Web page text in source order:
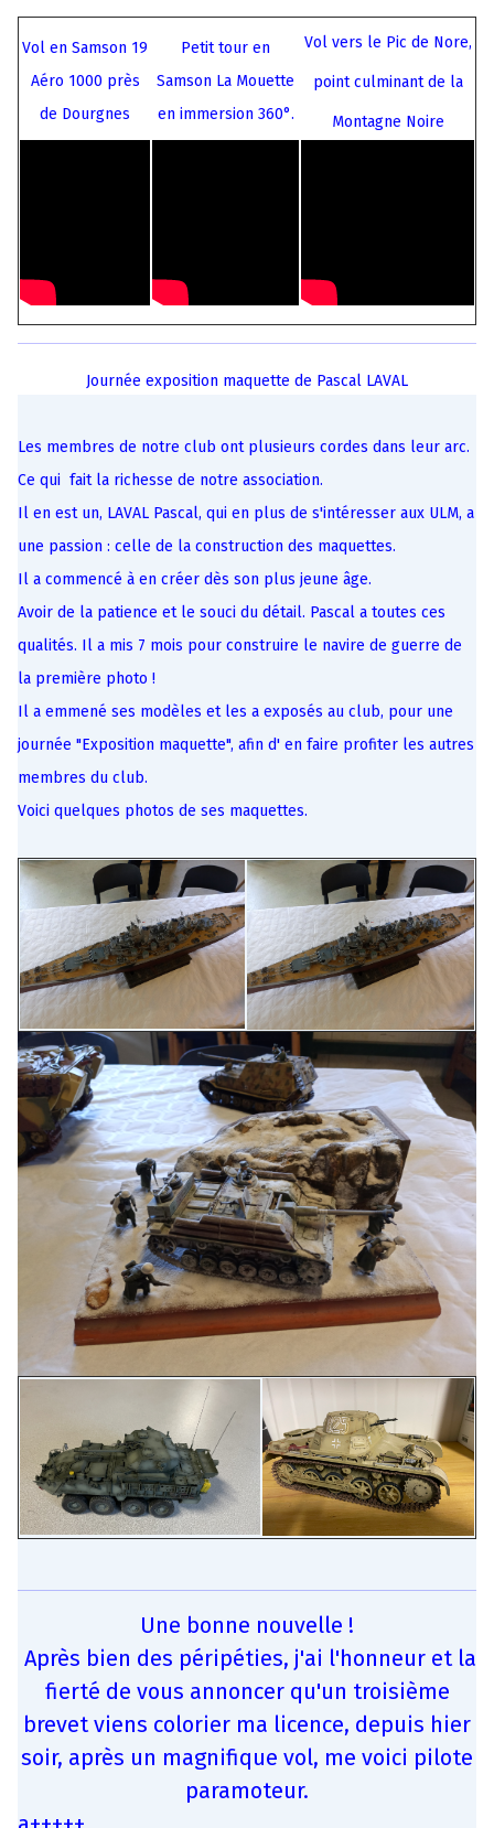
Vol en Samson 19
Aéro 1000 près
de Dourgnes
Petit tour en
Samson La Mouette
en immersion 360°.
Vol vers le Pic de Nore,
point culminant de la
Montagne Noire
Journée exposition maquette de Pascal LAVAL
Les membres de notre club ont plusieurs cordes dans leur arc.
Ce qui fait la richesse de notre association.
Il en est un, LAVAL Pascal, qui en plus de s'intéresser aux ULM, a
une passion : celle de la construction des maquettes.
Il a commencé à en créer dès son plus jeune âge.
Avoir de la patience et le souci du détail. Pascal a toutes ces
qualités. Il a mis 7 mois pour construire le navire de guerre de
la première photo !
Il a emmené ses modèles et les a exposés au club, pour une
journée "Exposition maquette", afin d' en faire profiter les autres
membres du club.
Voici quelques photos de ses maquettes.
Une bonne nouvelle !
Après bien des péripéties, j'ai l'honneur et la
fierté de vous annoncer qu'un troisième
brevet viens colorier ma licence, depuis hier
soir, après un magnifique vol, me voici pilote
paramoteur.